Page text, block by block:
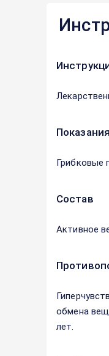
Грибковые
Состав
Активное
обмена
лет.